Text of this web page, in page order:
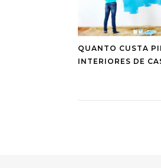
QUANTO CUSTA
INTERIORES DE